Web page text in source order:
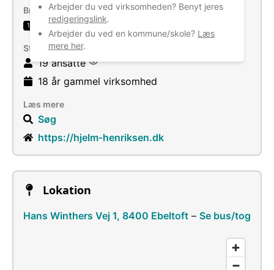
Arbejder du ved virksomheden? Benyt jeres
redigeringslink.
Arbejder du ved en kommune/skole? Læs
mere her.
Brancher
1 Installation af vvs-, varme- og klimaanlæg
Størrelse
19 ansatte
18 år gammel virksomhed
Læs mere
Søg
https://hjelm-henriksen.dk
Lokation
Hans Winthers Vej 1, 8400 Ebeltoft – Se bus/tog